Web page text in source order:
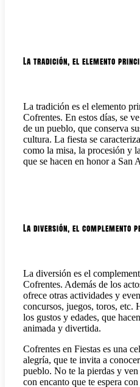
La tradición, el elemento
La tradición es el elemento
Cofrentes. En estos días, se
de un pueblo, que conserva
cultura. La fiesta se
como la misa, la procesión y
que se hacen en honor a San
La diversión, el complemento
La diversión es el
Cofrentes. Además de los
ofrece otras actividades y
concursos, juegos, toros, etc.
los gustos y edades, que
animada y divertida.
Cofrentes en Fiestas es una
alegría, que te invita a
pueblo. No te la pierdas y
con encanto que te espera